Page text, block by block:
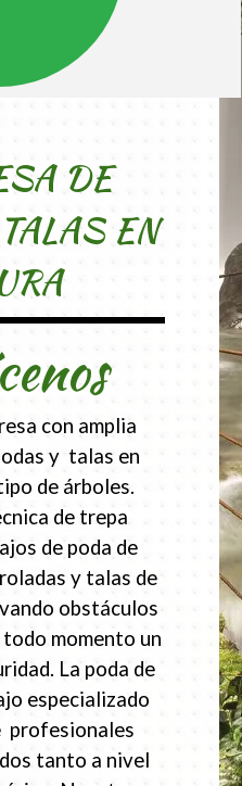
DE
EN
con amplia
y talas en
de árboles.
de trepa
de poda de
y talas de
obstáculos
momento un
La poda de
especializado
profesionales
tanto a nivel